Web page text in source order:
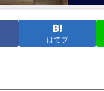
はてブ